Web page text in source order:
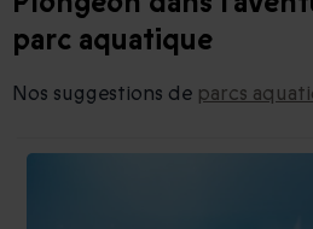
parc aquatique
Nos suggestions de parcs